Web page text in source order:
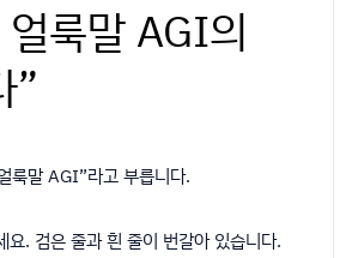
얼룩말 AGI의
”
룩말 AGI”라고 부릅니다.
요. 검은 줄과 흰 줄이 번갈아 있습니다.